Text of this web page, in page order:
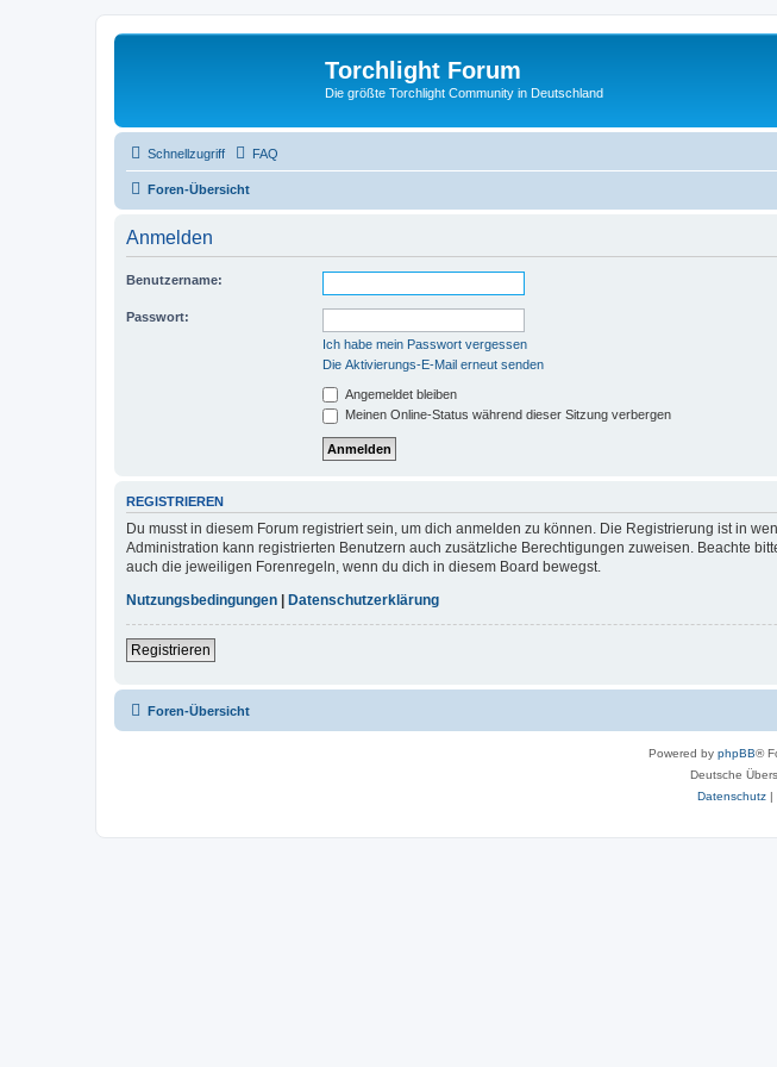
Torchlight Forum
Die größte Torchlight Community in Deutschland
Schnellzugriff FAQ
Foren-Übersicht
Anmelden
Benutzername:
Passwort:
Ich habe mein Passwort vergessen
Die Aktivierungs-E-Mail erneut senden
Angemeldet bleiben
Meinen Online-Status während dieser Sitzung verbergen
REGISTRIEREN
Du musst in diesem Forum registriert sein, um dich anmelden zu können. Die Registrierung ist in
Administration kann registrierten Benutzern auch zusätzliche Berechtigungen zuweisen. Beachte
auch die jeweiligen Forenregeln, wenn du dich in diesem Board bewegst.
Nutzungsbedingungen
Datenschutzerklärung
Registrieren
Foren-Übersicht
Powered by phpBB®
Deutsche
Datenschutz|